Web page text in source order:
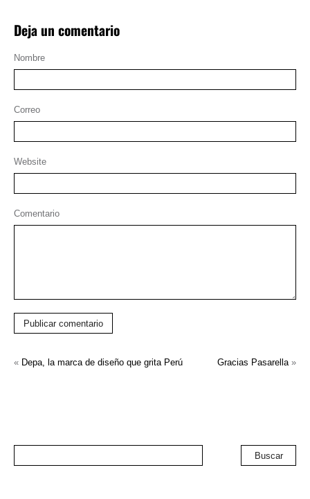
Deja un comentario
Nombre
Correo
Website
Comentario
Publicar comentario
« Depa, la marca de diseño que grita Perú Gracias Pasarella »
Buscar